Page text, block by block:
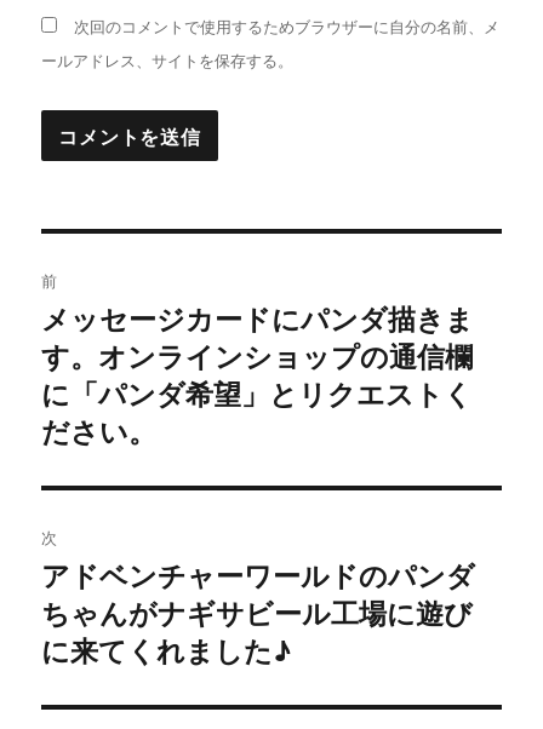
次回のコメントで使用するためブラウザーに自分の名前、メ
ールアドレス、サイトを保存する。
稿
ナ
ビ
シ
ョ
ン
前
過
去
の
投
稿:
メッセージカードにパンダ描きま
す。オンラインショップの通信欄
に「パンダ希望」とリクエストく
ださい。
次
次
の
投
アドベンチャーワールドのパンダ
ちゃんがナギサビール工場に遊び
に来てくれました♪